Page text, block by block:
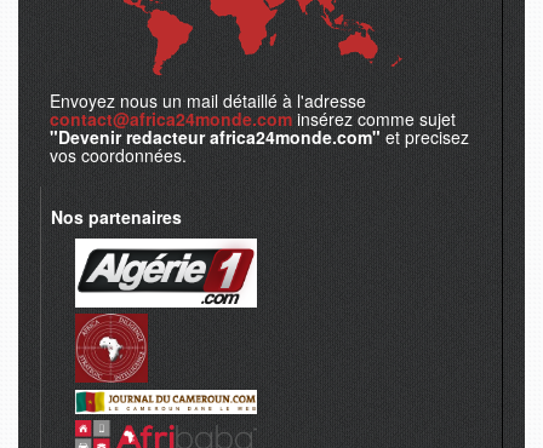
Envoyez nous un mail détaillé à l'adresse
contact@africa24monde.com insérez comme sujet
"Devenir redacteur africa24monde.com" et precisez
vos coordonnées.
Nos partenaires